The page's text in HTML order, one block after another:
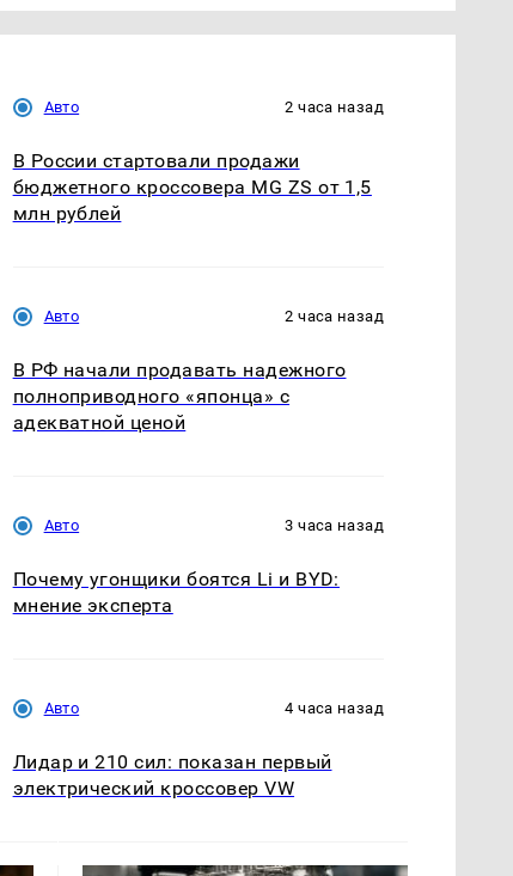
Авто 2 часа назад
В России стартовали продажи
бюджетного кроссовера MG ZS от 1,5
млн рублей
Авто 2 часа назад
В РФ начали продавать надежного
полноприводного «японца» с
адекватной ценой
Авто 3 часа назад
Почему угонщики боятся Li и BYD:
мнение эксперта
Авто 4 часа назад
Лидар и 210 сил: показан первый
электрический кроссовер VW